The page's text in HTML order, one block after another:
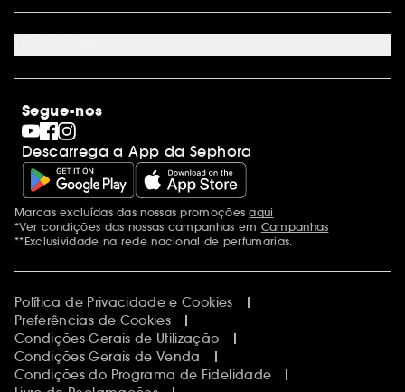
Site Map
Juntar Sephora
Sephora Prize 2026
Internacional
Descobrir a Sephora
Código promocional Sephora
Saldos
Dia dos Namorados
Dia do Pai
Dia da Mãe
Calendários do Advento
Singles' Day
Black Friday
Cyber Monday
Blue Monday
Segue-nos
Descarrega a App da Sephora
Menções adicionais
Marcas excluídas das nossas promoçõesaqui
*Ver condições das nossas campanhas em Campanhas
**Exclusividade na rede nacional de perfumarias.
Política de Privacidade e Cookies
Preferências de Cookies
Condições Gerais de Utilização
Condições Gerais de Venda
Condições do Programa de Fidelidade